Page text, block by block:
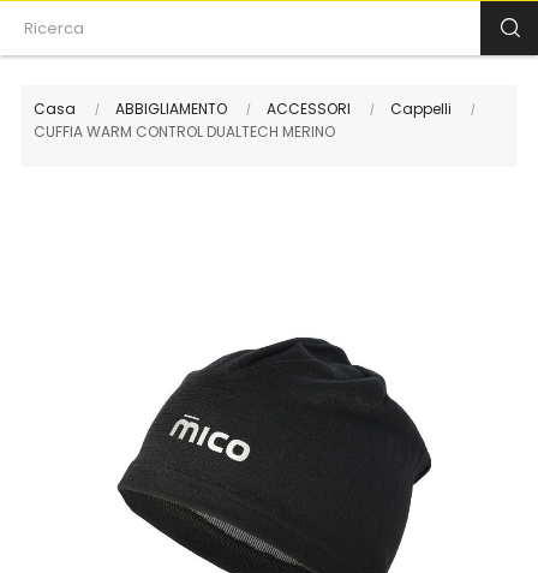
Casa ABBIGLIAMENTO ACCESSORI
Cappelli
CUFFIA WARM CONTROL DUALTECH MERINO